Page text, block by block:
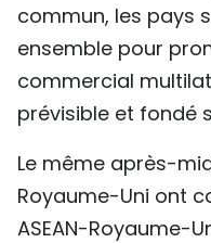
commun, les pays
ensemble pour
commercial
prévisible et fondé
Le même après-
Royaume-Uni ont
ASEAN-Royaume-